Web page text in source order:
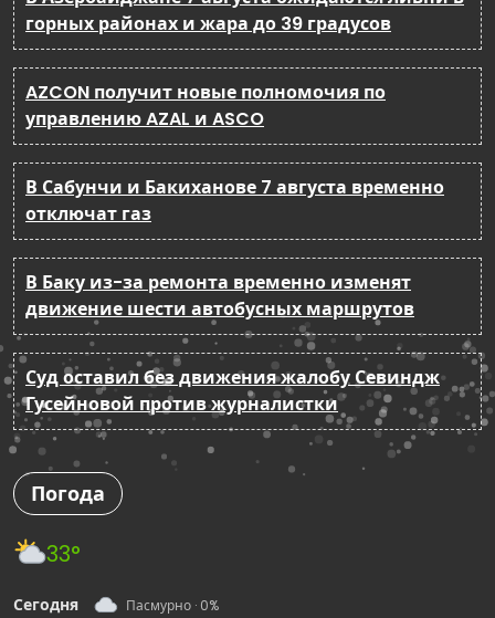
горных районах и жара до 39 градусов
AZCON получит новые полномочия по
управлению AZAL и ASCO
В Сабунчи и Бакиханове 7 августа временно
отключат газ
В Баку из-за ремонта временно изменят
движение шести автобусных маршрутов
Суд оставил без движения жалобу Севиндж
Гусейновой против журналистки
Погода
33°
Сегодня Пасмурно · 0%